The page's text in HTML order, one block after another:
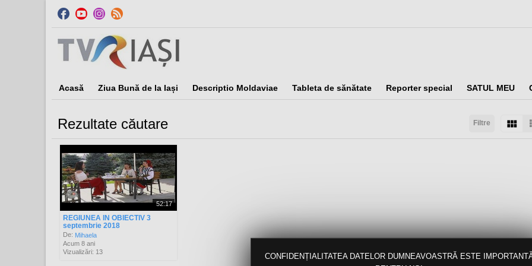
CONFIDENȚIALITATEA DATELOR DUMNEAVOASTRĂ ESTE
Acasă Ziua Bună de la Iași Descriptio Moldaviae Tableta de sănătate Reporter special SATUL MEU
Filtre
Rezultate căutare
52:17
REGIUNEA IN OBIECTIV 3
septembrie 2018
De: Mihaela
Acum 8 ani
Vizualizări: 13